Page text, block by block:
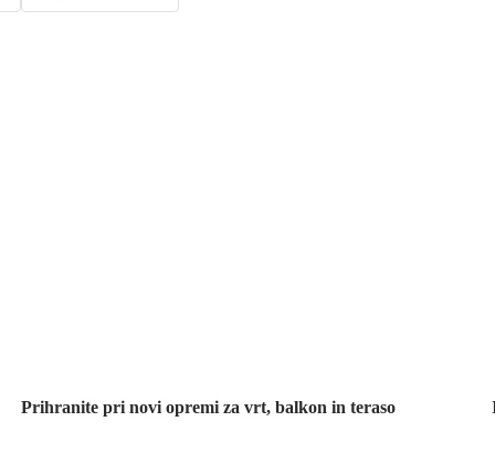
Prihranite pri novi opremi za vrt, balkon in teraso